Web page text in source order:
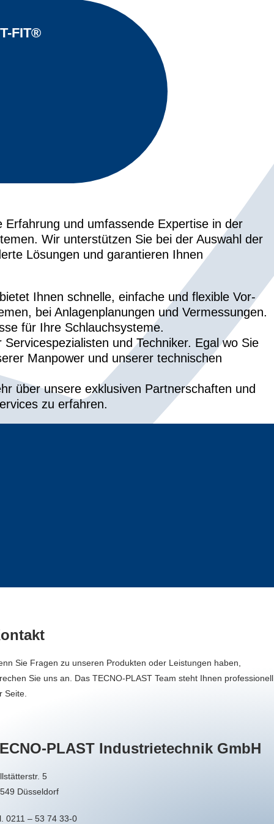
T-FIT®
und umfassende Expertise in der
Wir unterstützen Sie bei der Auswahl der
Lösungen und garantieren Ihnen
Ihnen schnelle, einfache und flexible Vor-
bei Anlagenplanungen und Vermessungen.
für Ihre Schlauchsysteme.
und Techniker. Egal wo Sie
Manpower und unserer technischen
über unsere exklusiven Partnerschaften und
zu erfahren.
Sie Fragen zu unseren Produkten oder Leistungen haben,
Sie uns an. Das TECNO-PLAST Team steht Ihnen professionell
Seite.
PLAST Industrietechnik GmbH
5
Düsseldorf
0211 – 53 74 33-0